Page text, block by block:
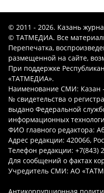
© 2011 - 2026. Казань
© ТАТМЕДИА. Все
Перепечатка,
размещенной на сайте,
При поддержке
«ТАТМЕДИА».
Наименование СМИ: Казан
№ свидетельства о
выдано Федеральной
информационных
ФИО главного редактора:
Адрес редакции: 420066,
Телефон редакции: +7(843)
Для сообщений о фактах
Учредитель СМИ: АО